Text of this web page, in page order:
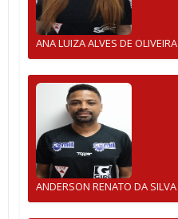
ANA LUIZA ALVES DE OLIVEIRA
ANDERSON RENATO DA SILVA